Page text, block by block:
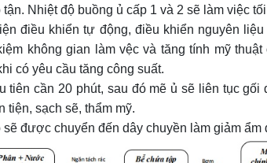
Nhiệt độ buồng ủ cấp 1 và 2 sẽ làm việc
điều khiển tự động, điều khiển nguyên
không gian làm vệc và tăng tính mỹ
có yêu cầu tăng công suất.
tiên cần 20 phút, sau đó mẽ ủ sẽ liên tục
tiện, sạch sẽ, thẩm mỹ.
sẽ được chuyển đến dây chuyền làm giảm